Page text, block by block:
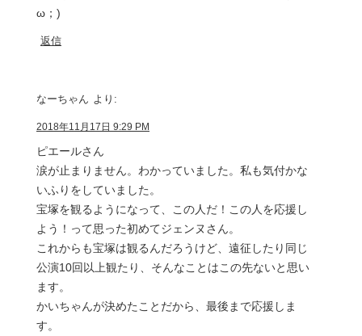
ω；)
返信
なーちゃん より:
2018年11月17日 9:29 PM
ピエールさん
涙が止まりません。わかっていました。私も気付かな
いふりをしていました。
宝塚を観るようになって、この人だ！この人を応援し
よう！って思った初めてジェンヌさん。
これからも宝塚は観るんだろうけど、遠征したり同じ
公演10回以上観たり、そんなことはこの先ないと思い
ます。
かいちゃんが決めたことだから、最後まで応援しま
す。